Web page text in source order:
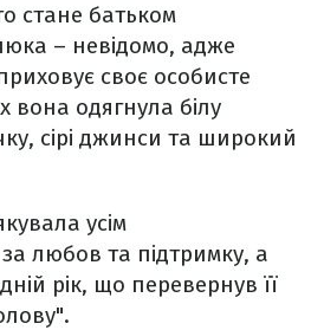
стане батьком
– невідомо, адже
своє особисте
вона одягнула білу
сірі джинси та широкий
усім
любов та підтримку, а
рік, що перевернув її